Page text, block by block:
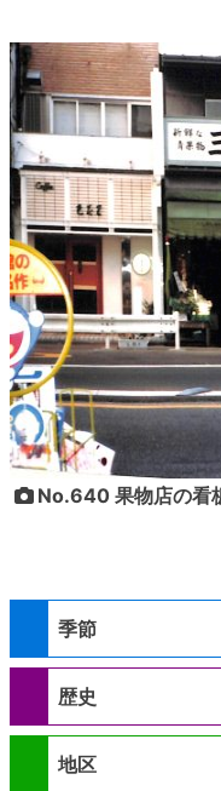
No.640 果物店の看
季節
歴史
地区